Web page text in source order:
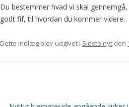
Du bestemmer hvad vi skal
godt fif, til hvordan du kommer videre.
Dette indlæg blev udgivet i Sidste nyt den